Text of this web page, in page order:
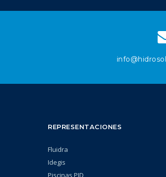
REPRESENTACIONES
Fluidra
Idegis
Piscinas PID